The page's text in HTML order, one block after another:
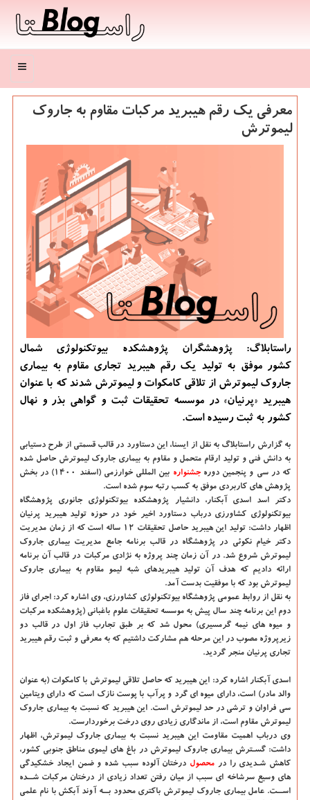
منو
معرفی یک رقم هیبرید مرکبات مقاوم به جاروک
لیموترش
راستابلاگ: پژوهشگران پژوهشکده بیوتکنولوژی شمال
کشور موفق به تولید یک رقم هیبرید تجاری مقاوم به بیماری
جاروک لیموترش از تلاقی کامکوات و لیموترش شدند که با عنوان
هیبرید «پرنیان» در موسسه تحقیقات ثبت و گواهی بذر و نهال
کشور به ثبت رسیده است.
به گزارش راستابلاگ به نقل از ایسنا، این دستاورد در قالب قسمتی از طرح دستیابی
به دانش فنی و تولید ارقام متحمل و مقاوم به بیماری جاروک لیموترش حاصل شده
که در سی و پنجمین دورهجشنواره
بین المللی خوارزمی (اسفند ۱۴۰۰) در بخش
پژوهش های کاربردی موفق به کسب رتبه سوم شده است.
دکتر اسد اسدی آبکنار، دانشیار پژوهشکده بیوتکنولوژی جانوری پژوهشگاه
بیوتکنولوژی کشاورزی درباب دستاورد اخیر خود در حوزه تولید هیبرید پرنیان
اظهار داشت: تولید این هیبرید حاصل تحقیقات ۱۲ ساله است که از زمان مدیریت
دکتر خیام نکوئی در پژوهشگاه در قالب برنامه جامع مدیریت بیماری جاروک
لیموترش شروع شد. در آن زمان چند پروژه به نژادی مرکبات در قالب آن برنامه
ارائه دادیم که هدف آن تولید هیبریدهای شبه لیمو مقاوم به بیماری جاروک
لیموترش بود که با موفقیت بدست آمد.
به نقل از روابط عمومی پژوهشگاه بیوتکنولوژی کشاورزی، وی اشاره کرد: اجرای فاز
دوم این برنامه چند سال پیش به موسسه تحقیقات علوم باغبانی (پژوهشکده مرکبات
و میوه های نیمه گرمسیری) محول شد که بر طبق تجارب فاز اول در قالب دو
زیرپروژه مصوب در این مرحله هم مشارکت داشتیم که به معرفی و ثبت رقم هیبرید
تجاری پرنیان منجر گردید.
اسدی آبکنار اشاره کرد: این هیبرید که حاصل تلاقی لیموترش با کامکوات (به عنوان
والد مادر) است، دارای میوه ای گرد و پرآب با پوست نازک است که دارای ویتامین
سی فراوان و ترشی در حد لیموترش است. این هیبرید که نسبت به بیماری جاروک
لیموترش مقاوم است، از ماندگاری زیادی روی درخت برخوردارست.
وی درباب اهمیت مقاومت این هیبرید نسبت به بیماری جاروک لیموترش، اظهار
داشت: گسـترش بیماری جاروک لیموترش در باغ های لیموی مناطق جنوبی کشور،
کاهش شـدیدی را در محصول درختان آلوده سبب شده و ضمن ایجاد خشکیدگی
های وسیع سرشاخه ای سبب از میان رفتن تعداد زیادی از درختان مرکبات شــده
اســت. عامل بیماری جاروک لیموترش باکتری محدود بــه آوند آبکش با نام علمی